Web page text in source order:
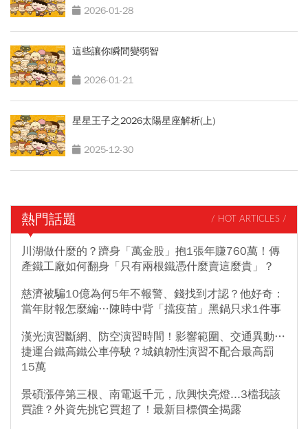
2026-01-28
這些讓你瞬間變弱智
2026-01-21
星星王子之2026太陽星座解析(上)
2025-12-30
熱門話題 / HOT ARTICLES /
川湖做什麼的？躋身「萬金股」抱1張年賺760萬！傳
產鐵工廠如何翻身「只有兩根鐵憑什麼賣這麼貴」？
慈濟被騙10億為何5年不報警、錢找到才認？他好奇：
當年財報怎麼編…陳時中背「擋疫苗」黑鍋只求1件事
漢光演習斷網、防空演習時間！影響範圍、交通異動…
捷運台鐵高鐵公車停駛？城鎮韌性演習不配合最高罰
15萬
景碩漲停第三根、南電返千元，欣興快亮燈...3檔我該
買誰？外資先挑它買超了！最新目標價全揭露